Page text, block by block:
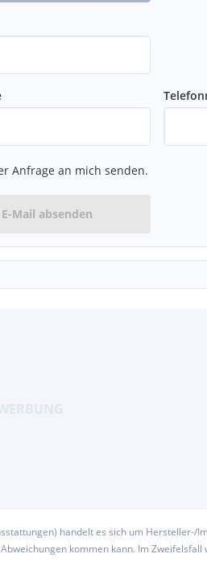
Anfrage an mich senden.
E-Mail absenden
handelt es sich um Hersteller-/
kommen kann. Im